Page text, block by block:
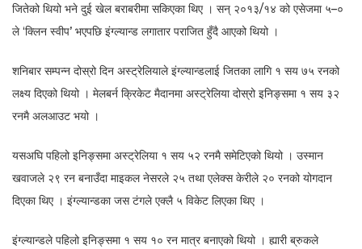
जितेको थियो भने दुई खेल बराबरीमा सकिएका थिए । सन् २०१३/१४ को एसेजमा ५–०
ले ‘क्लिन स्वीप’ भएपछि इंग्ल्यान्ड लगातार पराजित हुँदै आएको थियो ।
शनिबार सम्पन्न दोस्रो दिन अस्ट्रेलियाले इंग्ल्यान्डलाई जितका लागि १ सय ७५ रनको
लक्ष्य दिएको थियो । मेलबर्न क्रिकेट मैदानमा अस्ट्रेलिया दोस्रो इनिङ्समा १ सय ३२
रनमै अलआउट भयो ।
यसअघि पहिलो इनिङ्समा अस्ट्रेलिया १ सय ५२ रनमै समेटिएको थियो । उस्मान
खवाजले २९ रन बनाउँदा माइकल नेसरले २५ तथा एलेक्स केरीले २० रनको योगदान
दिएका थिए । इंग्ल्यान्डका जस टंगले एक्लै ५ विकेट लिएका थिए ।
इंग्ल्यान्डले पहिलो इनिङ्समा १ सय १० रन मात्र बनाएको थियो । ह्यारी ब्रुकले